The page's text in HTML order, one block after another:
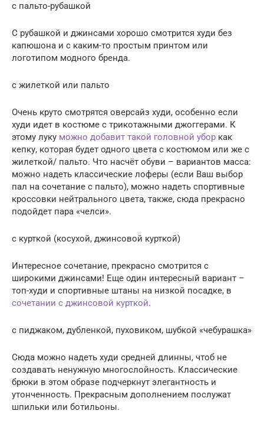
с пальто-рубашкой
С рубашкой и джинсами хорошо смотрится худи без
капюшона и с каким-то простым принтом или
логотипом модного бренда.
с жилеткой или пальто
Очень круто смотрятся оверсайз худи, особенно если
худи идет в костюме с трикотажными джоггерами. К
этому луку можно добавит такой головной убор как
кепку, которая будет одного цвета с костюмом или же с
жилеткой/ пальто. Что насчёт обуви – вариантов масса:
можно надеть классические лоферы (если Ваш выбор
пал на сочетание с пальто), можно надеть спортивные
кроссовки нейтрального цвета, также, сюда прекрасно
подойдет пара «челси».
с курткой (косухой, джинсовой курткой)
Интересное сочетание, прекрасно смотрится с
широкими джинсами! Еще один интересный вариант –
топ-худи и спортивные штаны на низкой посадке, в
сочетании с джинсовой курткой.
с пиджаком, дубленкой, пуховиком, шубкой «чебурашка»
Сюда можно надеть худи средней длинны, чтоб не
создавать ненужную многослойность. Классические
брюки в этом образе подчеркнут элегантность и
утонченность. Прекрасным дополнением послужат
шпильки или ботильоны.